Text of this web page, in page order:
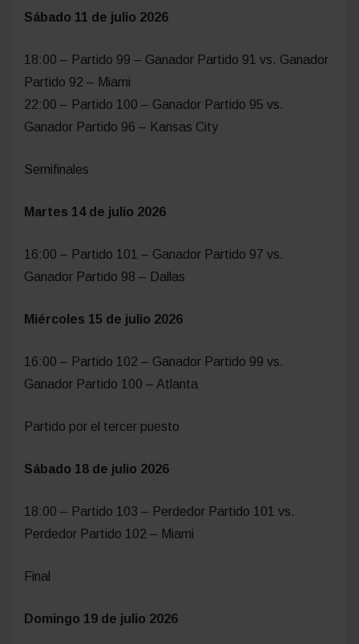
Sábado 11 de julio 2026
18:00 – Partido 99 – Ganador Partido 91 vs. Ganador
Partido 92 – Miami
22:00 – Partido 100 – Ganador Partido 95 vs.
Ganador Partido 96 – Kansas City
Semifinales
Martes 14 de julio 2026
16:00 – Partido 101 – Ganador Partido 97 vs.
Ganador Partido 98 – Dallas
Miércoles 15 de julio 2026
16:00 – Partido 102 – Ganador Partido 99 vs.
Ganador Partido 100 – Atlanta
Partido por el tercer puesto
Sábado 18 de julio 2026
18:00 – Partido 103 – Perdedor Partido 101 vs.
Perdedor Partido 102 – Miami
Final
Domingo 19 de julio 2026